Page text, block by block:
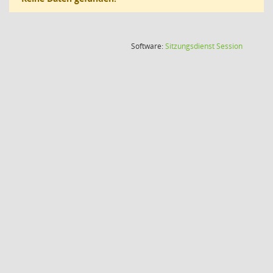
Software:SitzungsdienstSession(Wird in